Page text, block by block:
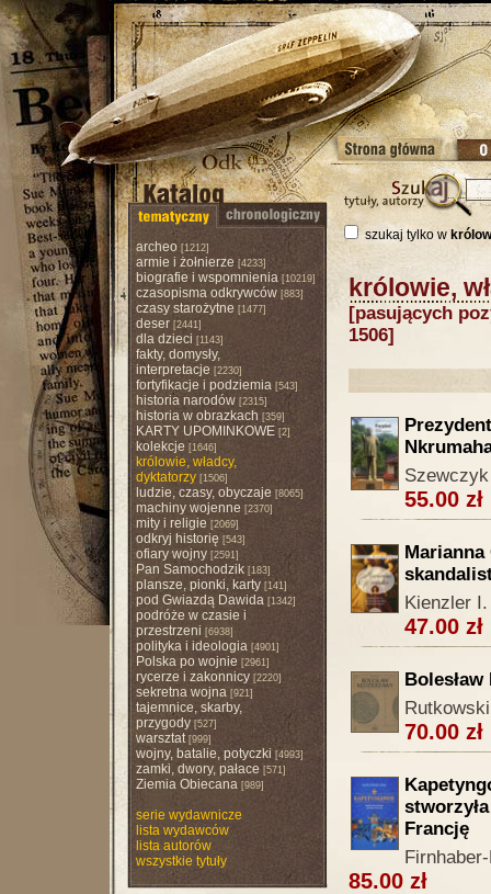
archeo [1212]
armie i żołnierze [4233]
biografie i wspomnienia[10219]
czasopisma odkrywców[883]
czasy starożytne [1477]
deser[2441]
dla dzieci [1143]
fakty, domysły,
interpretacje [2230]
fortyfikacje i podziemia[543]
historia narodów[2315]
historia w obrazkach [359]
KARTY UPOMINKOWE[2]
kolekcje [1646]
królowie, władcy,
dyktatorzy[1506]
ludzie, czasy, obyczaje [8065]
machiny wojenne [2370]
mity i religie [2069]
odkryj historię[543]
ofiary wojny[2591]
Pan Samochodzik[183]
plansze, pionki, karty[141]
pod Gwiazdą Dawida[1342]
podróże w czasie i
przestrzeni [6938]
polityka i ideologia[4901]
Polska po wojnie [2961]
rycerze i zakonnicy[2220]
sekretna wojna[921]
tajemnice, skarby,
przygody[527]
warsztat[999]
wojny, batalie, potyczki [4993]
zamki, dwory, pałace [571]
Ziemia Obiecana[989]
serie wydawnicze
lista wydawców
lista autorów
wszystkie tytuły
szukaj tylko w
królowie,
[pasujących
1506]
Szewczyk
55.00 zł
Marianna
Kienzler I.
47.00 zł
70.00 zł
Francję
85.00 zł